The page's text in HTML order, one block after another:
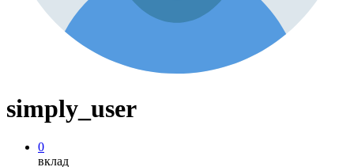
simply_user
0
вклад